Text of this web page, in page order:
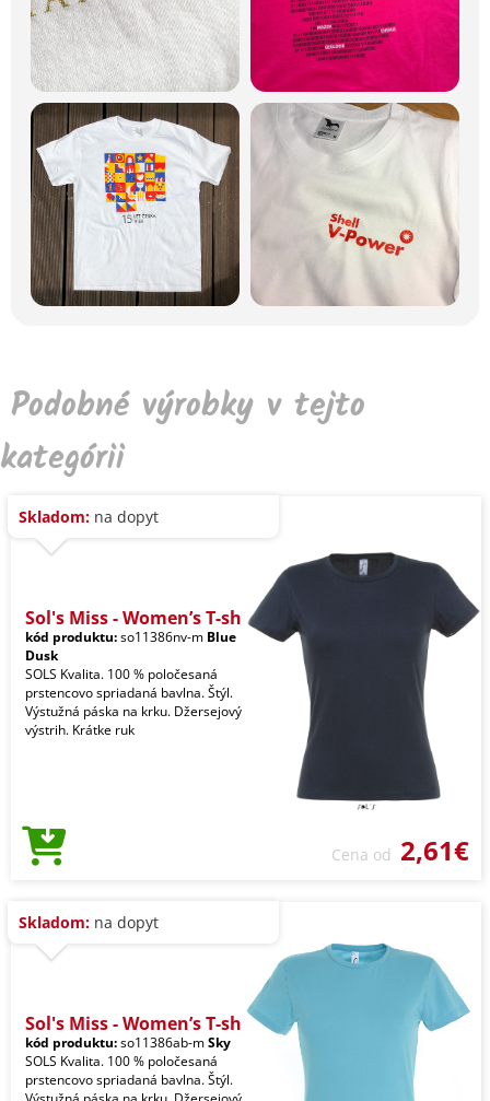
Podobné výrobky v tejto
kategórii
Skladom: na dopyt
Sol's Miss - Women’s T-sh
kód produktu:so11386nv-m Blue
Dusk
SOLS Kvalita. 100 % poločesaná
prstencovo spriadaná bavlna. Štýl.
Výstužná páska na krku. Džersejový
výstrih. Krátke ruk
Cena od 2,61€
Skladom: na dopyt
Sol's Miss - Women’s T-sh
kód produktu:so11386ab-mSky
SOLS Kvalita. 100 % poločesaná
prstencovo spriadaná bavlna. Štýl.